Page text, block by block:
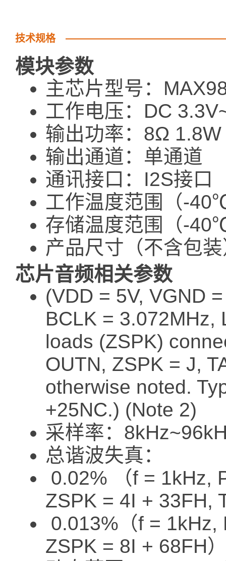
技术规格
模块参数
主芯片型号：
工作电压：DC
输出功率：8Ω
输出通道：单通道
通讯接口：I2S接口
工作温度范围（-
存储温度范围（-
产品尺寸（不含包
芯片音频相关参数
(VDD = 5V, VGND
BCLK = 3.072MHz,
loads (ZSPK)
OUTN, ZSPK = J,
otherwise noted.
+25NC.) (Note 2)
采样率：
总谐波失真：
0.02% （f = 1kHz,
ZSPK = 4I + 33FH,
0.013%（f =
ZSPK = 8I + 68FH